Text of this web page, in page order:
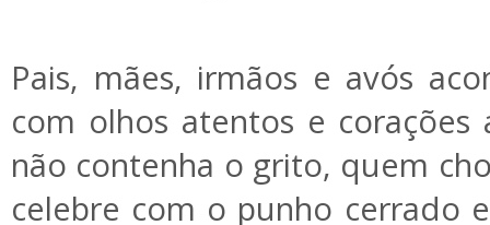
Pais, mães, irmãos e avós
com olhos atentos e corações
não contenha o grito, quem
celebre com o punho cerrado